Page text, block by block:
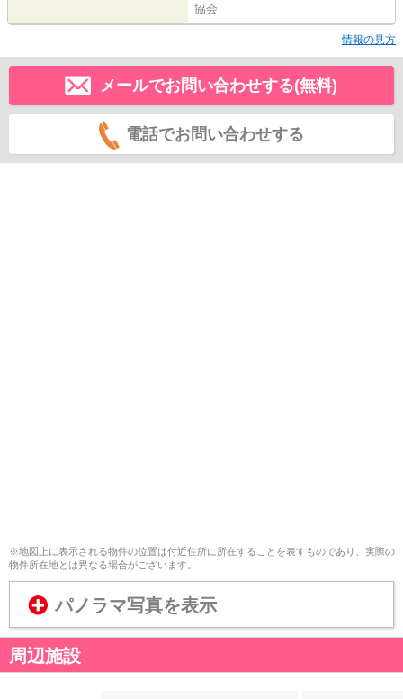
協会
情報の見方
メールでお問い合わせする(無料)
電話でお問い合わせする
※地図上に表示される物件の位置は付近住所に所在することを表すものであり、実際の
物件所在地とは異なる場合がございます。
パノラマ写真を表示
周辺施設